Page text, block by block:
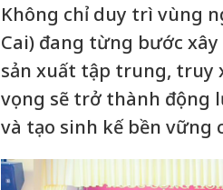
Không chỉ duy trì vùng
Cai) đang từng bước
sản xuất tập trung, truy
vọng sẽ trở thành động
và tạo sinh kế bền vững